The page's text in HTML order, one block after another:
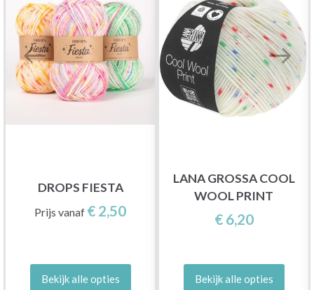
DROPS FIESTA
Prijs vanaf € 2,50
Bekijk alle opties
LANA GROSSA COOL
WOOL PRINT
€ 6,20
Bekijk alle opties